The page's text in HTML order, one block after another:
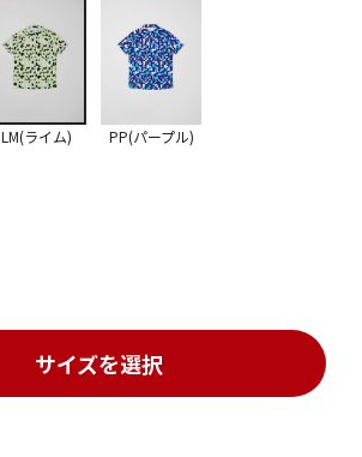
サイズを選択
LM(ライム) PP(パープル)